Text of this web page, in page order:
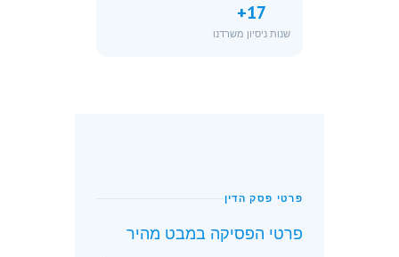
17+
שנות ניסיון משרדנו
פרטי פסק הדין
פרטי הפסיקה במבט מהיר